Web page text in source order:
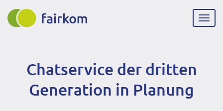
Skip
Chatservice der dritten
Generation in Planung